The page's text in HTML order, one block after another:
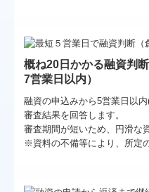
経営改善オンデマンド講
概ね20日かかる融資判
7営業日以内）
融資の申込みから5営業日以
審査結果を回答します。
審査期間が短いため、円滑な
※資料の不備等により、所定